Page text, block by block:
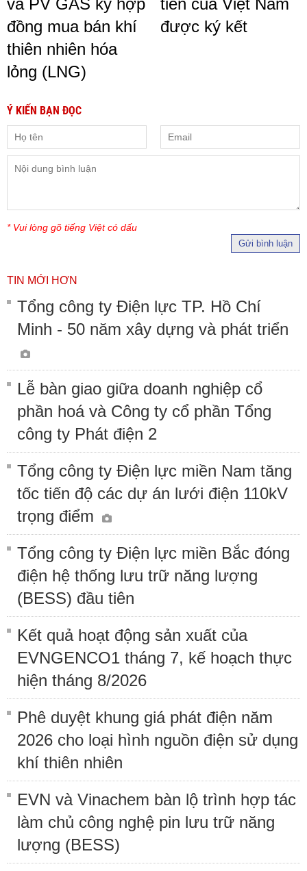
đồng mua bán khí
thiên nhiên hóa
lỏng (LNG)
được ký kết
Ý KIẾN BẠN ĐỌC
* Vui lòng gõ tiếng Việt có dấu
Gửi bình luận
TIN MỚI HƠN
Tổng công ty Điện lực TP. Hồ Chí
Minh - 50 năm xây dựng và phát triển
Lễ bàn giao giữa doanh nghiệp cổ
phần hoá và Công ty cổ phần Tổng
công ty Phát điện 2
Tổng công ty Điện lực miền Nam tăng
tốc tiến độ các dự án lưới điện 110kV
trọng điểm
Tổng công ty Điện lực miền Bắc đóng
điện hệ thống lưu trữ năng lượng
(BESS) đầu tiên
Kết quả hoạt động sản xuất của
EVNGENCO1 tháng 7, kế hoạch thực
hiện tháng 8/2026
Phê duyệt khung giá phát điện năm
2026 cho loại hình nguồn điện sử dụng
khí thiên nhiên
EVN và Vinachem bàn lộ trình hợp tác
làm chủ công nghệ pin lưu trữ năng
lượng (BESS)